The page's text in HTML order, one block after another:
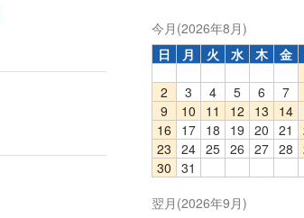
今月(2026年8月)
日
月 火 水 木 金
2
3 4 5 6 7
9
10 11 12 13 14
16
17 18 19 20 21
23 24 25 26 27 28
30 31
翌月(2026年9月)